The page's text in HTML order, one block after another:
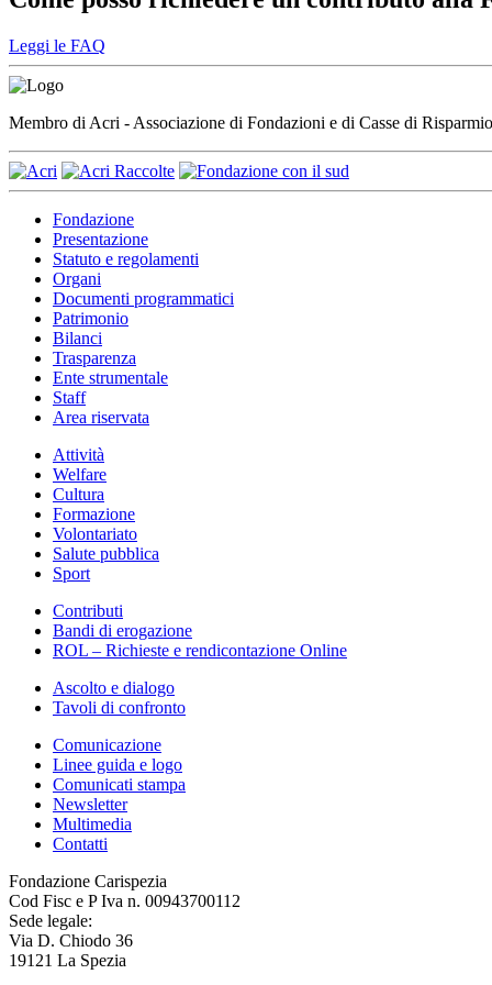
Leggi le FAQ
Membro di Acri - Associazione di Fondazioni e di Casse di
Fondazione
Presentazione
Statuto e regolamenti
Organi
Documenti programmatici
Patrimonio
Bilanci
Trasparenza
Ente strumentale
Staff
Area riservata
Attività
Welfare
Cultura
Formazione
Volontariato
Salute pubblica
Sport
Contributi
Bandi di erogazione
ROL – Richieste e rendicontazione Online
Ascolto e dialogo
Tavoli di confronto
Comunicazione
Linee guida e logo
Comunicati stampa
Newsletter
Multimedia
Contatti
Fondazione Carispezia
Cod Fisc e P Iva n. 00943700112
Sede legale:
Via D. Chiodo 36
19121 La Spezia